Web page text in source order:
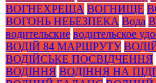
ВОГНЕХРЕЩА ВОГНИЩЕ
ВОГОНЬ НЕБЕЗПЕКА Вода
водительские водительское
ВОДІЙ 84 МАРШРУТУ
ВОДІЙСЬКЕ ПОСВІДЧЕННЯ
ВОДІННЯ ВОДІННЯ НА